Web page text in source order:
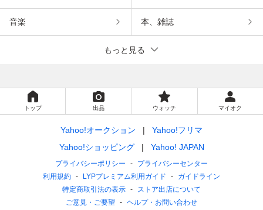
音楽 本、雑誌
もっと見る
トップ 出品 ウォッチ マイオク
Yahoo!オークション
Yahoo!フリマ
Yahoo!ショッピング
Yahoo! JAPAN
プライバシーポリシー
プライバシーセンター
利用規約
LYPプレミアム利用ガイド
ガイドライン
特定商取引法の表示
ストア出店について
ご意見・ご要望
ヘルプ・お問い合わせ